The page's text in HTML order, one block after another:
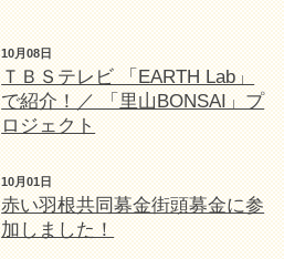
10月08日
ＴＢＳテレビ 「EARTH Lab」
で紹介！／ 「里山BONSAI」プ
ロジェクト
10月01日
赤い羽根共同募金街頭募金に参
加しました！